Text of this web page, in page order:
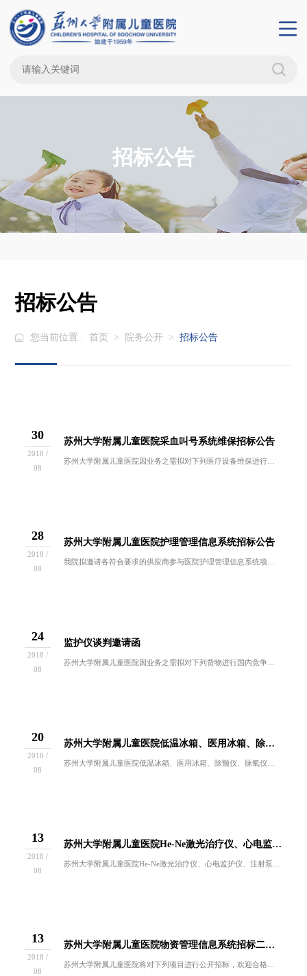
招标公告
招标公告
您当前位置 : 首页 > 院务公开 > 招标公告
30
2018 /
08
苏州大学附属儿童医院采血叫号系统维保招标公告
苏州大学附属儿童医院因业务之需拟对下列医疗设备维保进行国内竞争性谈判，欢迎符合谈判资格要求的供应商前来报名参与。1、维保设备名称：阳普GNT...
28
2018 /
08
苏州大学附属儿童医院护理管理信息系统招标公告
我院拟邀请各符合要求的供应商参与医院护理管理信息系统项目的公开招标活动，现就有关事项函告如下：一、招标项目：本次招标项目为医院护理管理信息系...
24
2018 /
08
监护仪谈判邀请函
苏州大学附属儿童医院因业务之需拟对下列货物进行国内竞争性谈判采购。欢迎符合谈判资格要求的供应商前来报名参与。一、采购内容：招标编号设备名称及...
20
2018 /
08
苏州大学附属儿童医院低温冰箱、医用冰箱、除颤仪、脉氧仪、输液泵项目谈判结果公示
苏州大学附属儿童医院低温冰箱、医用冰箱、除颤仪、脉氧仪、输液泵项目谈判于2018年8月16日进行，医院招投标小组按规定程序进行谈判，现就本次...
13
2018 /
08
苏州大学附属儿童医院He-Ne激光治疗仪、心电监护仪、注射泵、高流量经鼻空氧混合仪、水平离心机、辐射抢救台项目谈判结果公示
苏州大学附属儿童医院He-Ne激光治疗仪、心电监护仪、注射泵、高流量经鼻空氧混合仪、水平离心机、辐射抢救台项目谈判于2018年8月9日进行，...
13
2018 /
08
苏州大学附属儿童医院物资管理信息系统招标二次公告
苏州大学附属儿童医院将对下列项目进行公开招标，欢迎合格的供应商前来参加。现就有关事项函告如下：一、招标项目：项目编号：SDFEY-XXC-Y...